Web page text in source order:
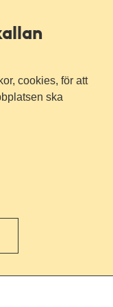
cookies, för att
ska